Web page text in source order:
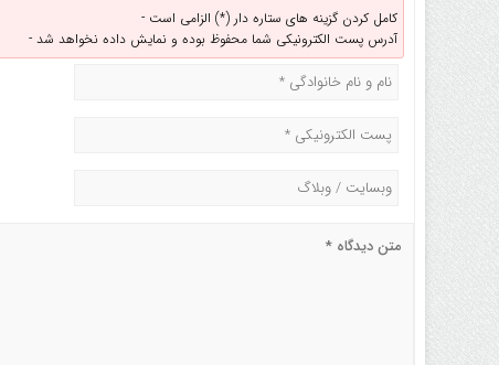
کامل کردن گزینه های ستاره دار (*) الزامی است -
آدرس پست الکترونیکی شما محفوظ بوده و نمایش داده نخواهد شد -